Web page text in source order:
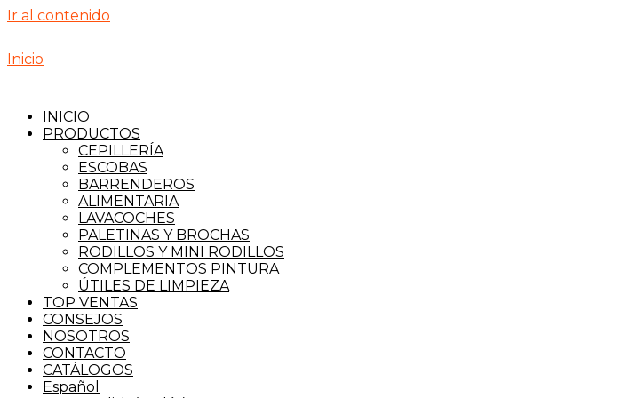
Ir al contenido
Inicio
INICIO
PRODUCTOS
CEPILLERÍA
ESCOBAS
BARRENDEROS
ALIMENTARIA
LAVACOCHES
PALETINAS Y BROCHAS
RODILLOS Y MINI RODILLOS
COMPLEMENTOS PINTURA
ÚTILES DE LIMPIEZA
TOP VENTAS
CONSEJOS
NOSOTROS
CONTACTO
CATÁLOGOS
Español